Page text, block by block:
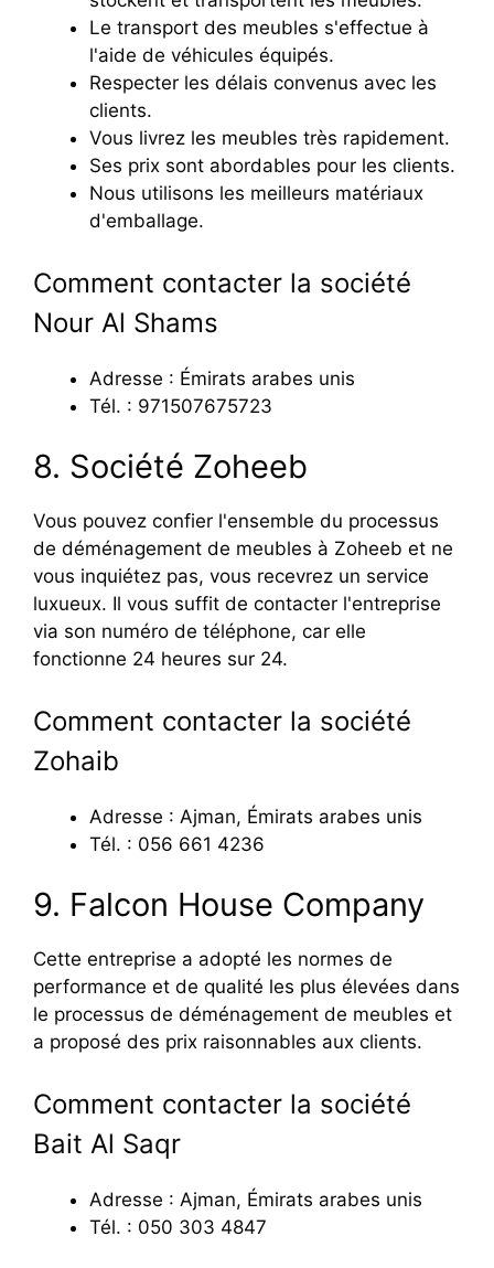
Le transport des meubles s'effectue à
l'aide de véhicules équipés.
Respecter les délais convenus avec les
clients.
Vous livrez les meubles très rapidement.
Ses prix sont abordables pour les clients.
Nous utilisons les meilleurs matériaux
d'emballage.
Comment contacter la société
Nour Al Shams
Adresse : Émirats arabes unis
Tél. : 971507675723
8. Société Zoheeb
Vous pouvez confier l'ensemble du processus
de déménagement de meubles à Zoheeb et ne
vous inquiétez pas, vous recevrez un service
luxueux. Il vous suffit de contacter l'entreprise
via son numéro de téléphone, car elle
fonctionne 24 heures sur 24.
Comment contacter la société
Zohaib
Adresse : Ajman, Émirats arabes unis
Tél. : 056 661 4236
9. Falcon House Company
Cette entreprise a adopté les normes de
performance et de qualité les plus élevées dans
le processus de déménagement de meubles et
a proposé des prix raisonnables aux clients.
Comment contacter la société
Bait Al Saqr
Adresse : Ajman, Émirats arabes unis
Tél. : 050 303 4847